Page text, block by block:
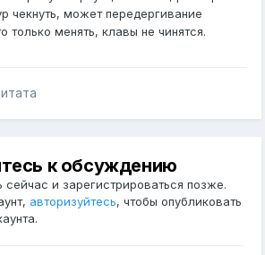
чекнуть, может передергивание
только менять, клавы не чинятся.
к обсуждению
и зарегистрироваться позже.
авторизуйтесь, чтобы опубликовать